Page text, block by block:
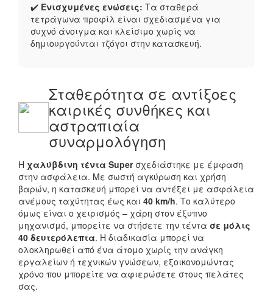
✔️ Ενισχυμένες ενώσεις: Τα σταθερά
τετράγωνα προφίλ είναι σχεδιασμένα για
συχνό άνοιγμα και κλείσιμο χωρίς να
δημιουργούνται τζόγοι στην κατασκευή.
Σταθερότητα σε αντίξοες
καιρικές συνθήκες και
αστραπιαία
συναρμολόγηση
Η χαλύβδινη τέντα Superσχεδιάστηκε με έμφαση
στην ασφάλεια. Με σωστή αγκύρωση και χρήση
βαρών, η κατασκευή μπορεί να αντέξει με ασφάλεια
ανέμους ταχύτητας έως και 40 km/h. Το καλύτερο
όμως είναι ο χειρισμός – χάρη στον έξυπνο
μηχανισμό, μπορείτε να στήσετε την τέντα σε μόλις
40 δευτερόλεπτα. Η διαδικασία μπορεί να
ολοκληρωθεί από ένα άτομο χωρίς την ανάγκη
εργαλείων ή τεχνικών γνώσεων, εξοικονομώντας
χρόνο που μπορείτε να αφιερώσετε στους πελάτες
σας.